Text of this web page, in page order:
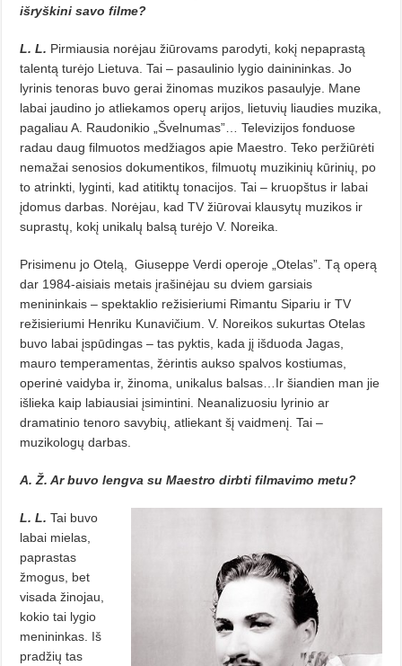
išryškini savo filme?
L. L. Pirmiausia norėjau žiūrovams parodyti, kokį nepaprastą
talentą turėjo Lietuva. Tai – pasaulinio lygio dainininkas. Jo
lyrinis tenoras buvo gerai žinomas muzikos pasaulyje. Mane
labai jaudino jo atliekamos operų arijos, lietuvių liaudies muzika,
pagaliau A. Raudonikio „Švelnumas”… Televizijos fonduose
radau daug filmuotos medžiagos apie Maestro. Teko peržiūrėti
nemažai senosios dokumentikos, filmuotų muzikinių kūrinių, po
to atrinkti, lyginti, kad atitiktų tonacijos. Tai – kruopštus ir labai
įdomus darbas. Norėjau, kad TV žiūrovai klausytų muzikos ir
suprastų, kokį unikalų balsą turėjo V. Noreika.
Prisimenu jo Otelą,
Giuseppe Verdi operoje „Otelas”. Tą operą
dar 1984-aisiais metais įrašinėjau su dviem garsiais
menininkais – spektaklio režisieriumi Rimantu Sipariu ir TV
režisieriumi Henriku Kunavičium. V. Noreikos sukurtas Otelas
buvo labai įspūdingas – tas pyktis, kada jį išduoda Jagas,
mauro temperamentas, žėrintis aukso spalvos kostiumas,
operinė vaidyba ir, žinoma, unikalus balsas…Ir šiandien man jie
išlieka kaip labiausiai įsimintini. Neanalizuosiu lyrinio ar
dramatinio tenoro savybių, atliekant šį vaidmenį. Tai –
muzikologų darbas.
A. Ž. Ar buvo lengva su Maestro dirbti filmavimo metu?
L. L. Tai buvo
labai mielas,
paprastas
žmogus, bet
visada žinojau,
kokio tai lygio
menininkas. Iš
pradžių tas